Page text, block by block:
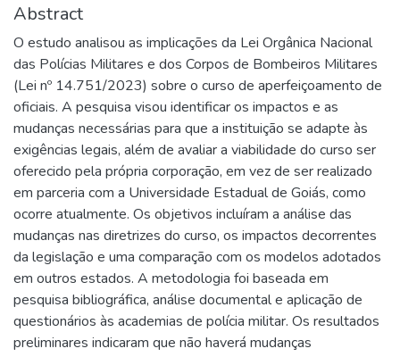
Abstract
O estudo analisou as implicações da Lei Orgânica Nacional
das Polícias Militares e dos Corpos de Bombeiros Militares
(Lei nº 14.751/2023) sobre o curso de aperfeiçoamento de
oficiais. A pesquisa visou identificar os impactos e as
mudanças necessárias para que a instituição se adapte às
exigências legais, além de avaliar a viabilidade do curso ser
oferecido pela própria corporação, em vez de ser realizado
em parceria com a Universidade Estadual de Goiás, como
ocorre atualmente. Os objetivos incluíram a análise das
mudanças nas diretrizes do curso, os impactos decorrentes
da legislação e uma comparação com os modelos adotados
em outros estados. A metodologia foi baseada em
pesquisa bibliográfica, análise documental e aplicação de
questionários às academias de polícia militar. Os resultados
preliminares indicaram que não haverá mudanças